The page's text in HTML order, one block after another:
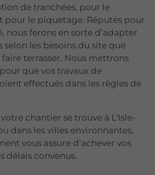
de tranchées, pour le
pour le piquetage. Réputés pour
nous ferons en sorte d’adapter
selon les besoins du site que
terrasser. Nous mettrons
que vos travaux de
effectués dans les règles de
chantier se trouve à L'Isle-
dans les villes environnantes,
vous assure d’achever vos
délais convenus.